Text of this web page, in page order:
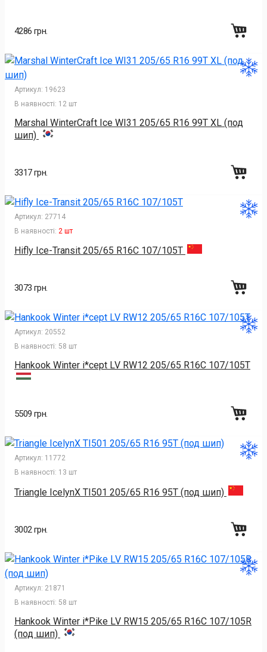
4286 грн.
Артикул: 19623
В наявності: 12 шт
Marshal WinterCraft Ice WI31 205/65 R16 99T XL (под
шип)
3317 грн.
Артикул: 27714
В наявності: 2 шт
Hifly Ice-Transit 205/65 R16C 107/105T
3073 грн.
Артикул: 20552
В наявності: 58 шт
Hankook Winter i*cept LV RW12 205/65 R16C 107/105T
5509 грн.
Артикул: 11772
В наявності: 13 шт
Triangle IcelynX TI501 205/65 R16 95T (под шип)
3002 грн.
Артикул: 21871
В наявності: 58 шт
Hankook Winter i*Pike LV RW15 205/65 R16C 107/105R
(под шип)